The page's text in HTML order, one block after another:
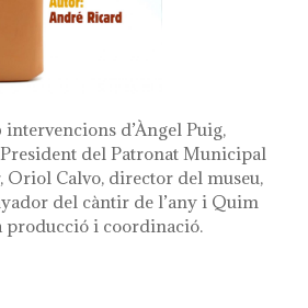
d’Àngel Puig,
del Patronat Municipal
Oriol Calvo, director del museu,
del càntir de l’any i Quim
producció i coordinació.
presentació càntir 2020